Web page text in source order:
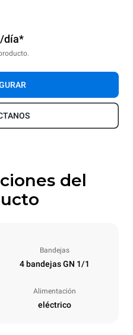
día*
del
Bandejas
4 bandejas GN 1/1
Alimentación
eléctrico